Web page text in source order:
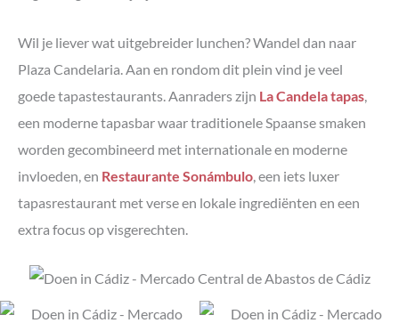
Wil je liever wat uitgebreider lunchen? Wandel dan naar
Plaza Candelaria. Aan en rondom dit plein vind je veel
goede tapastestaurants. Aanraders zijn La Candela tapas
een moderne tapasbar waar traditionele Spaanse smaken
worden gecombineerd met internationale en moderne
invloeden, en Restaurante Sonámbulo , een iets luxer
tapasrestaurant met verse en lokale ingrediënten en een
extra focus op visgerechten.